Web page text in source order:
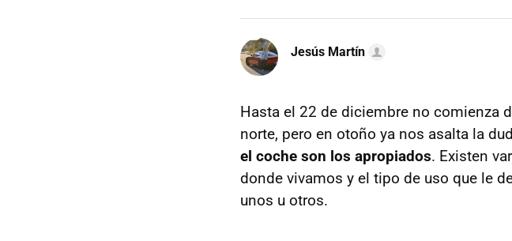
Jesús Martín
Hasta el 22 de diciembre no comienza
norte, pero en otoño ya nos asalta la
el coche son los apropiados. Existen
donde vivamos y el tipo de uso que le
unos u otros.